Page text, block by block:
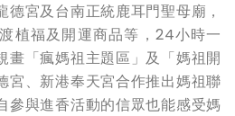
宮及台南正統鹿耳門聖母廟，
植福及開運商品等，24小時一
畫「瘋媽祖主題區」及「媽祖開
宮、新港奉天宮合作推出媽祖聯
參與進香活動的信眾也能感受媽